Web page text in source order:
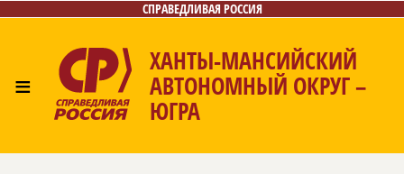
СПРАВЕДЛИВАЯ РОССИЯ
≡
ХАНТЫ-МАНСИЙСКИЙ
АВТОНОМНЫЙ ОКРУГ –
ЮГРА